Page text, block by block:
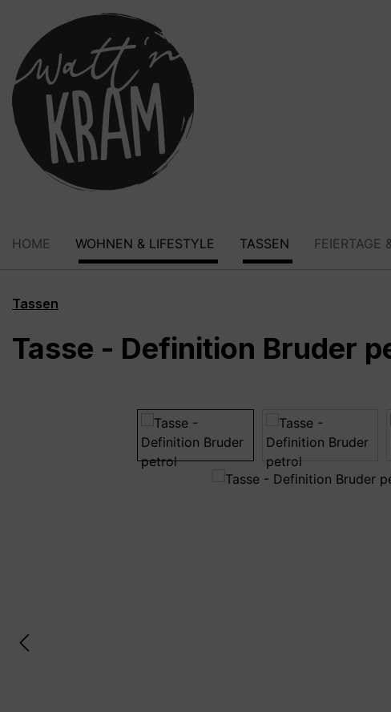
Zur Hauptnavigation springen
HOME WOHNEN & LIFESTYLE TASSEN FEIERTAGE
Tassen
Tasse - Definition Bruder
Bildergalerie überspringen